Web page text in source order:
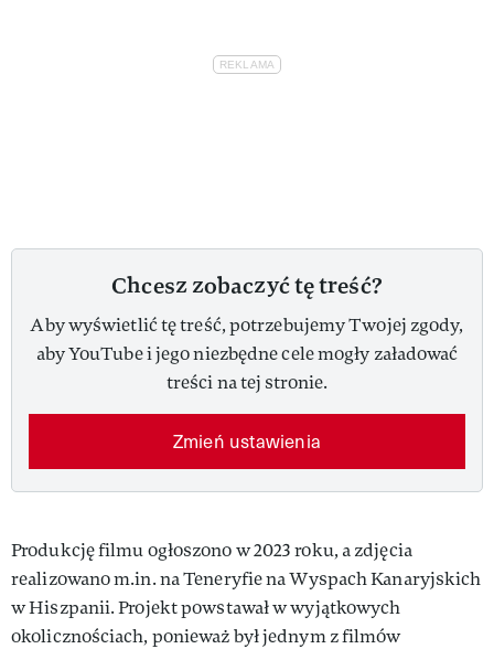
Chcesz zobaczyć tę treść?
Aby wyświetlić tę treść, potrzebujemy Twojej zgody,
aby YouTube i jego niezbędne cele mogły załadować
treści na tej stronie.
Zmień ustawienia
Produkcję filmu ogłoszono w 2023 roku, a zdjęcia
realizowano m.in. na Teneryfie na Wyspach Kanaryjskich
w Hiszpanii. Projekt powstawał w wyjątkowych
okolicznościach, ponieważ był jednym z filmów